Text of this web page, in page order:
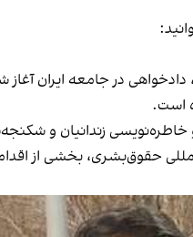
دادخواهی در جامعه ایران
است.
خاطره‌نویسی زندانیان و
حقوق‌بشری، بخشی